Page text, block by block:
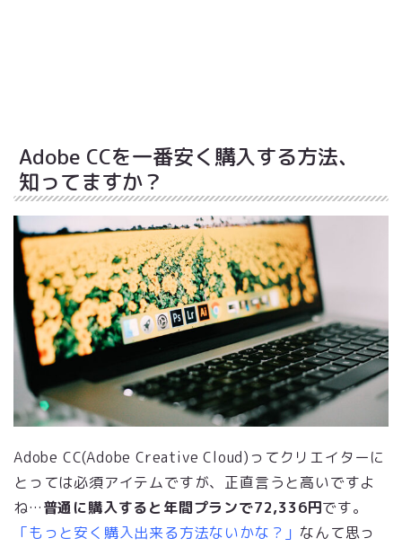
Adobe CCを一番安く購入する方法、
知ってますか？
Adobe CC(Adobe Creative Cloud)ってクリエイターに
とっては必須アイテムですが、正直言うと高いですよ
ね…普通に購入すると年間プランで72,336円です。
「もっと安く購入出来る方法ないかな？」 なんて思っ